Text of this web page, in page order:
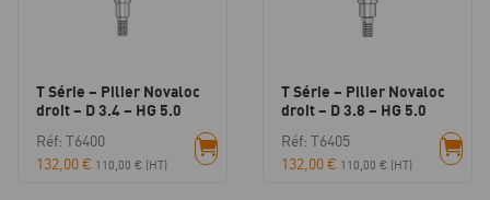
T Série – Pilier Novaloc
droit – D 3.4 – HG 5.0
Réf: T6400
132,00€ 110,00 € (HT)
T Série – Pilier Novaloc
droit – D 3.8 – HG 5.0
Réf: T6405
132,00€ 110,00 € (HT)